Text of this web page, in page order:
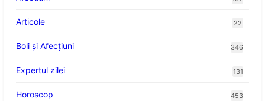
Articole 22
Boli și Afecțiuni 346
Expertul zilei 131
Horoscop 453